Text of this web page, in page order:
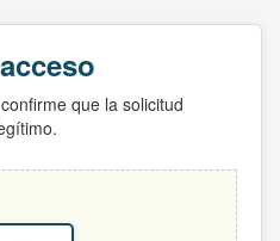
que la solicitud